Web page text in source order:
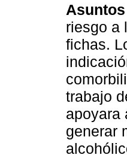
riesgo a
fichas.
trabajo
apoyara
generar